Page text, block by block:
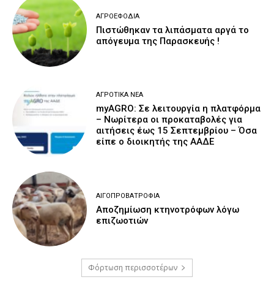
ΑΓΡΟΕΦΌΔΙΑ
Πιστώθηκαν τα λιπάσματα αργά το
απόγευμα της Παρασκευής !
ΑΓΡΟΤΙΚΆ ΝΈΑ
myAGRO: Σε λειτουργία η πλατφόρμα
– Νωρίτερα οι προκαταβολές για
αιτήσεις έως 15 Σεπτεμβρίου – Όσα
είπε ο διοικητής της ΑΑΔΕ
ΑΙΓΟΠΡΟΒΑΤΡΟΦΊΑ
Αποζημίωση κτηνοτρόφων λόγω
επιζωοτιών
Φόρτωση περισσοτέρων